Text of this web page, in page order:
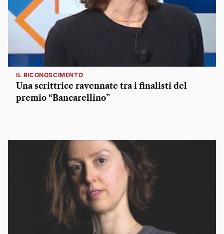
IL RICONOSCIMENTO
Una scrittrice ravennate tra i finalisti del
premio “Bancarellino”